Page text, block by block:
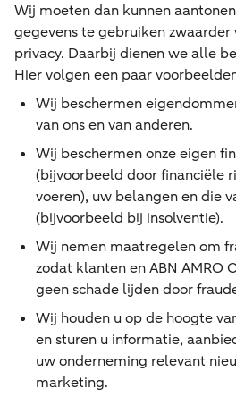
Wij moeten dan kunnen
gegevens te gebruiken
privacy. Daarbij dienen we alle
Hier volgen een paar
Wij beschermen
van ons en van anderen.
Wij beschermen onze eigen
(bijvoorbeeld door financiële
voeren), uw belangen en die
(bijvoorbeeld bij insolventie).
Wij nemen maatregelen om
zodat klanten en ABN AMRO
geen schade lijden door
Wij houden u op de hoogte
en sturen u informatie,
uw onderneming relevant
marketing.